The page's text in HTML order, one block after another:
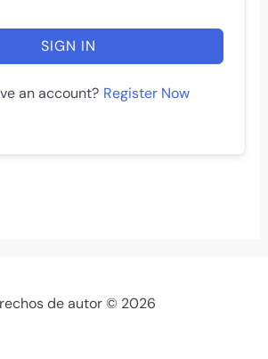
SIGN IN
an account? Register Now
de autor © 2026